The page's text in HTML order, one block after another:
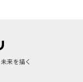
来を描く